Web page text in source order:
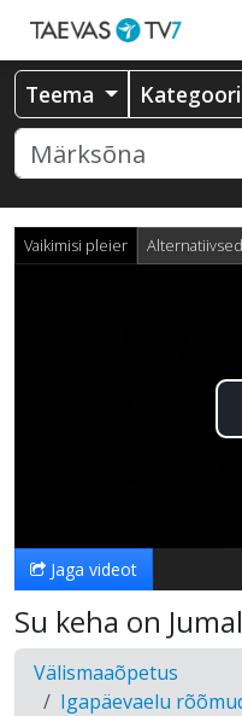
Teema
Vaikimisi pleier
Jaga videot
Su keha on
Välismaaõpetus
Igapäevaelu